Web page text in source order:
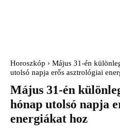
Horoszkóp
Május 31-én
utolsó napja erős asztrológiai
Május 31-én
hónap utolsó napja
energiákat hoz